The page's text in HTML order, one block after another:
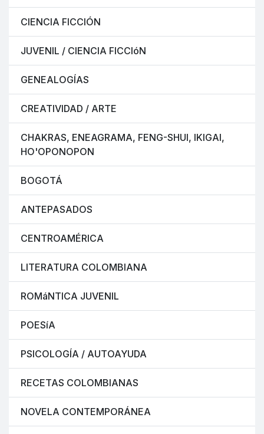
CIENCIA FICCIÓN
JUVENIL / CIENCIA FICCIóN
GENEALOGÍAS
CREATIVIDAD / ARTE
CHAKRAS, ENEAGRAMA, FENG-SHUI, IKIGAI,
HO'OPONOPON
BOGOTÁ
ANTEPASADOS
CENTROAMÉRICA
LITERATURA COLOMBIANA
ROMáNTICA JUVENIL
POESíA
PSICOLOGÍA / AUTOAYUDA
RECETAS COLOMBIANAS
NOVELA CONTEMPORÁNEA